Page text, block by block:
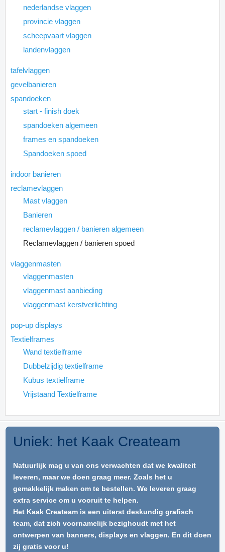
nederlandse vlaggen
provincie vlaggen
scheepvaart vlaggen
landenvlaggen
tafelvlaggen
gevelbanieren
spandoeken
start - finish doek
spandoeken algemeen
frames en spandoeken
Spandoeken spoed
indoor banieren
reclamevlaggen
Mast vlaggen
Banieren
reclamevlaggen / banieren algemeen
Reclamevlaggen / banieren spoed
vlaggenmasten
vlaggenmasten
vlaggenmast aanbieding
vlaggenmast kerstverlichting
pop-up displays
Textielframes
Wand textielframe
Dubbelzijdig textielframe
Kubus textielframe
Vrijstaand Textielframe
Uniek: het Kaak Createam
Natuurlijk mag u van ons verwachten dat we kwaliteit
leveren, maar we doen graag meer. Zoals het u
gemakkelijk maken om te bestellen. We leveren graag
extra service om u vooruit te helpen.
Het Kaak Createam is een uiterst deskundig grafisch
team, dat zich voornamelijk bezighoudt met het
ontwerpen van banners, displays en vlaggen. En dit doen
zij gratis voor u!